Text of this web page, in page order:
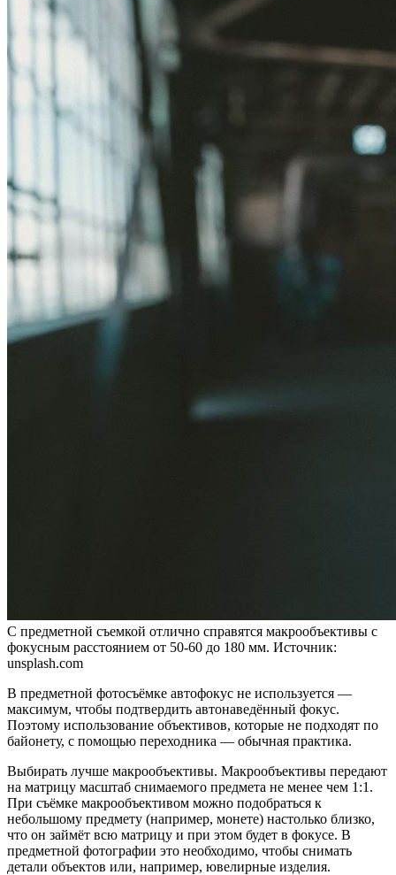
С предметной съемкой отлично справятся макрообъективы с
фокусным расстоянием от 50-60 до 180 мм. Источник:
unsplash.com
В предметной фотосъёмке автофокус не используется —
максимум, чтобы подтвердить автонаведённый фокус.
Поэтому использование объективов, которые не подходят по
байонету, с помощью переходника — обычная практика.
Выбирать лучше макрообъективы. Макрообъективы передают
на матрицу масштаб снимаемого предмета не менее чем 1:1.
При съёмке макрообъективом можно подобраться к
небольшому предмету (например, монете) настолько близко,
что он займёт всю матрицу и при этом будет в фокусе. В
предметной фотографии это необходимо, чтобы снимать
детали объектов или, например, ювелирные изделия.